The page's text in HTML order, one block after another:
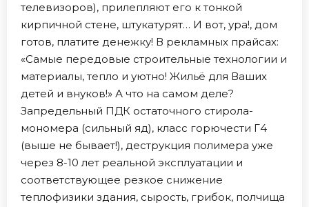
телевизоров), прилепляют его к тонкой
кирпичной стене, штукатурят… И вот, ура!, дом
готов, платите денежку! В рекламных прайсах:
«Самые передовые строительные технологии и
материалы, тепло и уютно! Жильё для Ваших
детей и внуков!» А что на самом деле?
Запредельный ПДК остаточного стирола-
мономера (сильный яд), класс горючести Г4
(выше не бывает!), деструкция полимера уже
через 8-10 лет реальной эксплуатации и
соответствующее резкое снижение
теплофизики здания, сырость, грибок, полчища